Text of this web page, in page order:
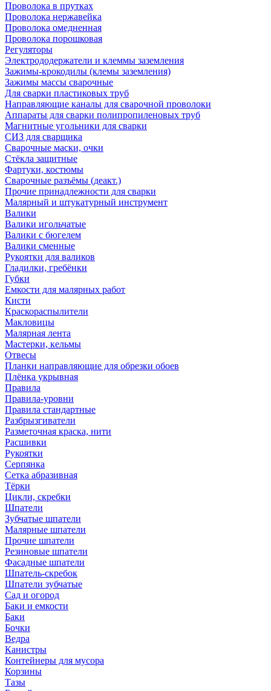
Проволока в прутках
Проволока нержавейка
Проволока омедненная
Проволока порошковая
Регуляторы
Электрододержатели и клеммы заземления
Зажимы-крокодилы (клемы заземления)
Зажимы массы сварочные
Для сварки пластиковых труб
Направляющие каналы для сварочной проволоки
Аппараты для сварки полипропиленовых труб
Магнитные угольники для сварки
СИЗ для сварщика
Сварочные маски, очки
Стёкла защитные
Фартуки, костюмы
Сварочные разъёмы (деакт.)
Прочие принадлежности для сварки
Малярный и штукатурный инструмент
Валики
Валики игольчатые
Валики с бюгелем
Валики сменные
Рукоятки для валиков
Гладилки, гребёнки
Губки
Емкости для малярных работ
Кисти
Краскораспылители
Макловицы
Малярная лента
Мастерки, кельмы
Отвесы
Планки направляющие для обрезки обоев
Плёнка укрывная
Правила
Правила-уровни
Правила стандартные
Разбрызгиватели
Разметочная краска, нити
Расшивки
Рукоятки
Серпянка
Сетка абразивная
Тёрки
Цикли, скребки
Шпатели
Зубчатые шпатели
Малярные шпатели
Прочие шпатели
Резиновые шпатели
Фасадные шпатели
Шпатель-скребок
Шпатели зубчатые
Сад и огород
Баки и емкости
Баки
Бочки
Ведра
Канистры
Контейнеры для мусора
Корзины
Тазы